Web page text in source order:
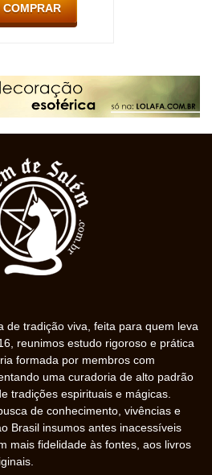
COMPRAR
de tradição viva, feita para quem leva
reunimos estudo rigoroso e prática
formada por membros com
uma curadoria de alto padrão
tradições espirituais e mágicas.
de conhecimento, vivências e
Brasil insumos antes inacessíveis
mais fidelidade às fontes, aos livros